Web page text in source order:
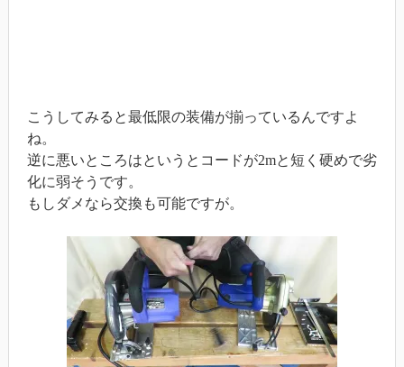
こうしてみると最低限の装備が揃っているんですよ
ね。
逆に悪いところはというとコードが2mと短く硬めで劣
化に弱そうです。
もしダメなら交換も可能ですが。